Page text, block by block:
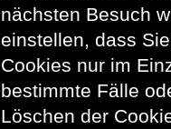
nächsten Besuch
einstellen, dass
Cookies nur im
bestimmte Fälle
Löschen der